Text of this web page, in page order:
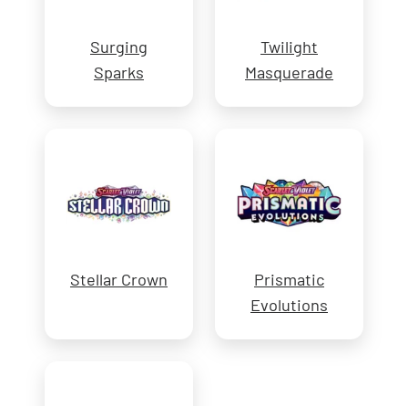
Surging
Sparks
Twilight
Masquerade
Stellar Crown
Prismatic
Evolutions